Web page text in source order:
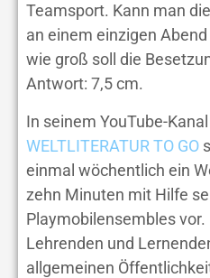
Teamsport. Kann man
an einem einzigen
wie groß soll die
Antwort: 7,5 cm.
In seinem YouTube-Kanal
WELTLITERATUR TO GO
einmal wöchentlich ein
zehn Minuten mit Hilfe
Playmobilensembles
Lehrenden und
allgemeinen